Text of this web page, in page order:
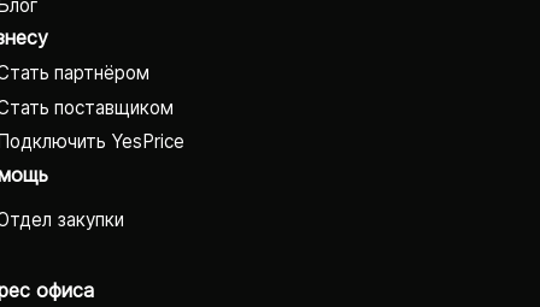
партнёром
поставщиком
YesPrice
закупки
офиса